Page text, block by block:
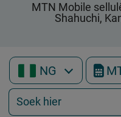
MTN Mobile
Shahuchi,
NG